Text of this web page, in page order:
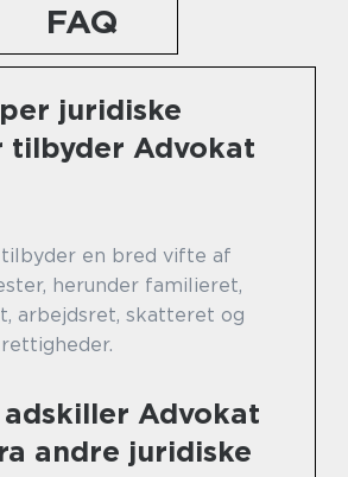
FAQ
juridiske
tilbyder Advokat
en bred vifte af
herunder familieret,
arbejdsret, skatteret og
adskiller Advokat
andre juridiske